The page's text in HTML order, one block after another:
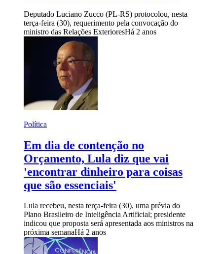
Deputado Luciano Zucco (PL-RS) protocolou, nesta
terça-feira (30), requerimento pela convocação do
ministro das Relações ExterioresHá 2 anos
Política
Em dia de contenção no
Orçamento, Lula diz que vai
'encontrar dinheiro para coisas
que são essenciais'
Lula recebeu, nesta terça-feira (30), uma prévia do
Plano Brasileiro de Inteligência Artificial; presidente
indicou que proposta será apresentada aos ministros na
próxima semanaHá 2 anos